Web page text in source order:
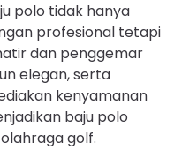
polo tidak hanya
profesional tetapi
dan penggemar
elegan, serta
kenyamanan
baju polo
golf.